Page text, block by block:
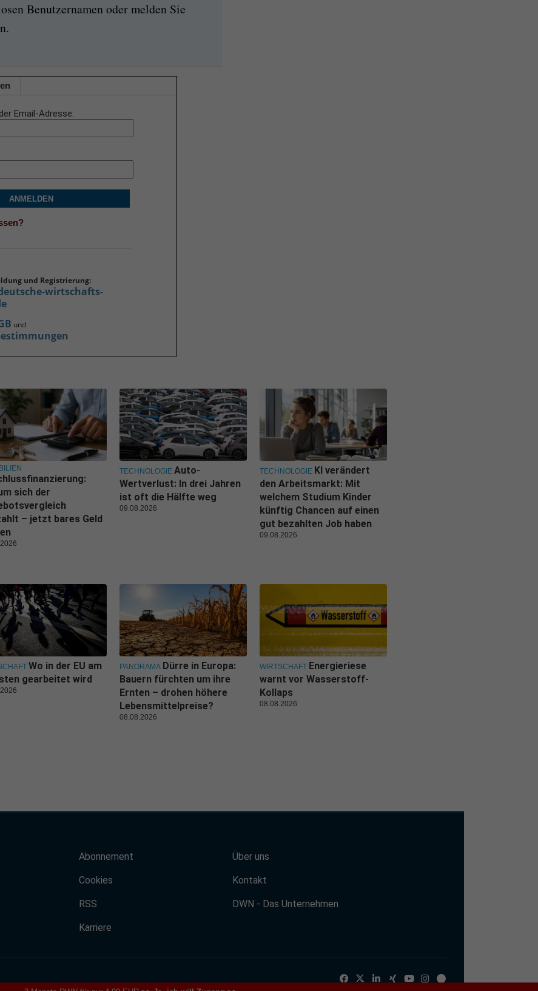
Benutzernamen oder melden Sie
Email-Adresse
ANMELDEN
und Registrierung:
wirtschafts-
und
sich der
– jetzt bares Geld
TECHNOLOGIE Auto-
Wertverlust: In drei Jahren
ist oft die Hälfte weg
09.08.2026
TECHNOLOGIE KI verändert
den Arbeitsmarkt: Mit
welchem Studium Kinder
künftig Chancen auf einen
gut bezahlten Job haben
09.08.2026
Wo in der EU am
gearbeitet wird
PANORAMA Dürre in Europa:
Bauern fürchten um ihre
Ernten – drohen höhere
Lebensmittelpreise?
08.08.2026
WIRTSCHAFT Energieriese
warnt vor Wasserstoff-
Kollaps
08.08.2026
Abonnement
Cookies
RSS
Karriere
Über uns
Kontakt
DWN - Das Unternehmen